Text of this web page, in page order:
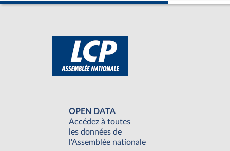
OPEN DATA
Accédez à toutes
les données de
l'Assemblée nationale